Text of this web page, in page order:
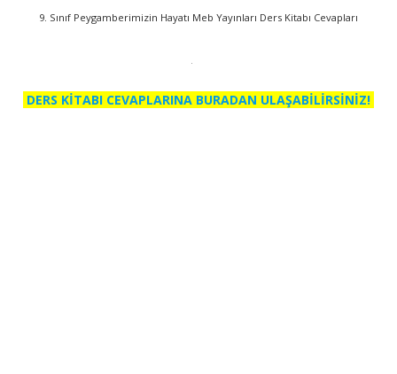
9. Sınıf Peygamberimizin Hayatı Meb Yayınları Ders Kitabı Cevapları
DERS KİTABI CEVAPLARINA BURADAN ULAŞABİLİRSİNİZ!